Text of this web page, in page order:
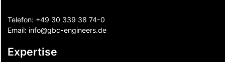
Telefon: +49 30 339 38 74-0
Email: info@gbc-engineers.de
Expertise